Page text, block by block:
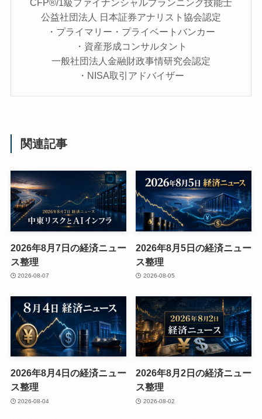
CFP®/1級ファイナンシャルプランニング技能士
公益社団法人 日本証券アナリスト協会認定
・プライマリー・プライベートバンカー
・資産形成コンサルタント
一般社団法人金融財政事情研究会認定
・NISA取引アドバイザー
関連記事
2026年8月7日の経済ニュー
ス整理
2026-08-07
2026年8月5日の経済ニュー
ス整理
2026-08-05
2026年8月4日の経済ニュー
ス整理
2026-08-04
2026年8月2日の経済ニュー
ス整理
2026-08-02